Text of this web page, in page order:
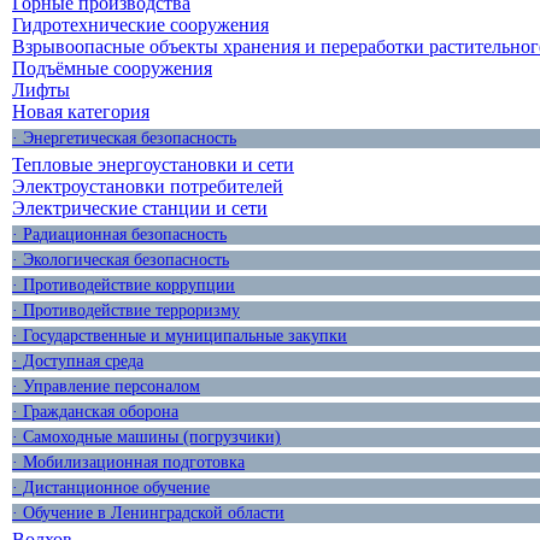
Гидротехнические сооружения
Взрывоопасные объекты хранения и переработки
Подъёмные сооружения
Лифты
Новая категория
· Энергетическая безопасность
Тепловые энергоустановки и сети
Электроустановки потребителей
Электрические станции и сети
· Радиационная безопасность
· Экологическая безопасность
· Противодействие коррупции
· Противодействие терроризму
· Государственные и муниципальные закупки
· Доступная среда
· Управление персоналом
· Гражданская оборона
· Самоходные машины (погрузчики)
· Мобилизационная подготовка
· Дистанционное обучение
· Обучение в Ленинградской области